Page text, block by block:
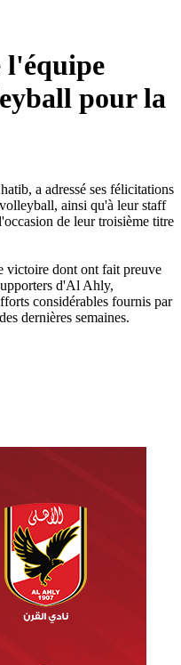
pour la
a adressé ses félicitations
ainsi qu'à leur staff
de leur troisième titre
victoire dont ont fait preuve
d'Al Ahly,
considérables fournis par
dernières semaines.